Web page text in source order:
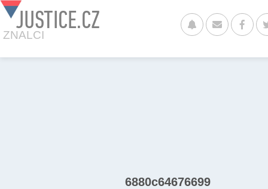
JUSTICE.CZ
ZNALCI
6880c64676699